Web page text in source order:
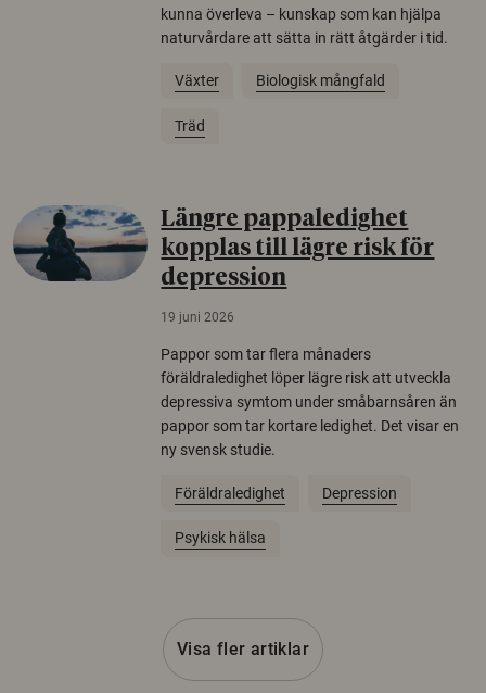
kunna överleva – kunskap som kan hjälpa
naturvårdare att sätta in rätt åtgärder i tid.
Växter Biologisk mångfald
Träd
Längre pappaledighet
kopplas till lägre risk för
depression
19 juni 2026
Pappor som tar flera månaders
föräldraledighet löper lägre risk att utveckla
depressiva symtom under småbarnsåren än
pappor som tar kortare ledighet. Det visar en
ny svensk studie.
Föräldraledighet Depression
Psykisk hälsa
Visa fler artiklar